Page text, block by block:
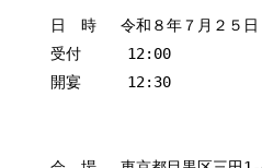
日 時 令和８年７月２５日
受付 12:00
開宴 12:30